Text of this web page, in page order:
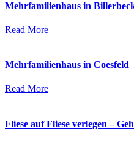
Mehrfamilienhaus in
Read More
Mehrfamilienhaus in Coesfeld
Read More
Fliese auf Fliese verlegen –